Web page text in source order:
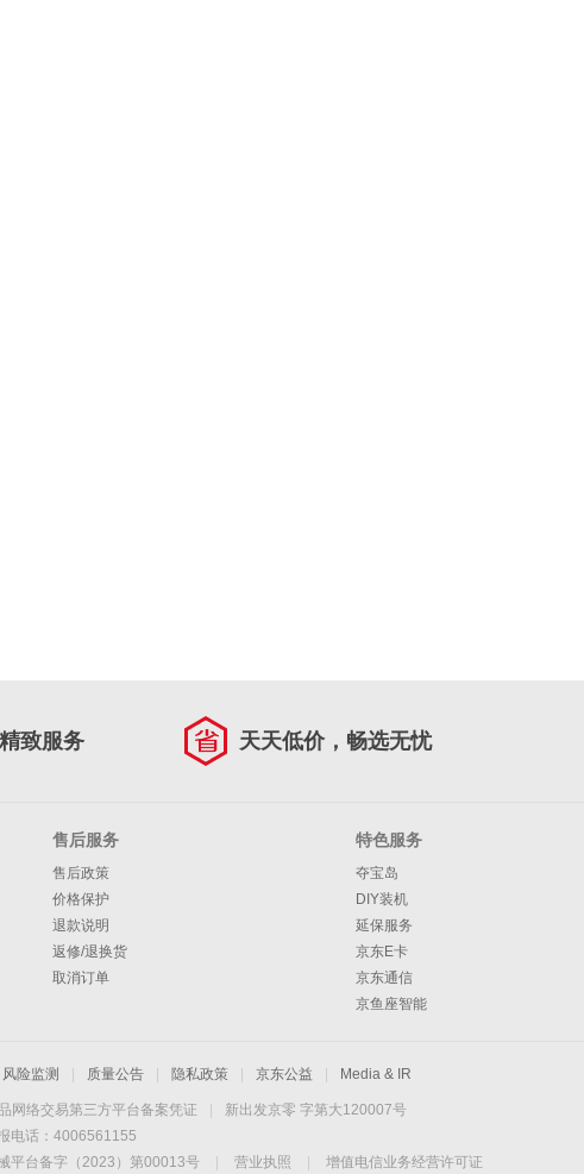
致服务 天天低价，畅选无忧
售后服务
售后政策
价格保护
退款说明
返修/退换货
取消订单
特色服务
夺宝岛
DIY装机
延保服务
京东E卡
京东通信
京鱼座智能
风险监测 质量公告 隐私政策 京东公益 Media & IR
网络交易第三方平台备案凭证
新出发京零 字第大120007号
电话：4006561155
平台备字（2023）第00013号 营业执照 增值电信业务经营许可证